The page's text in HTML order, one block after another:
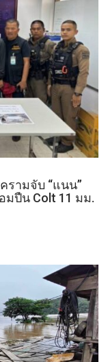
รามจับ “แนน”
มปืน Colt 11 มม.